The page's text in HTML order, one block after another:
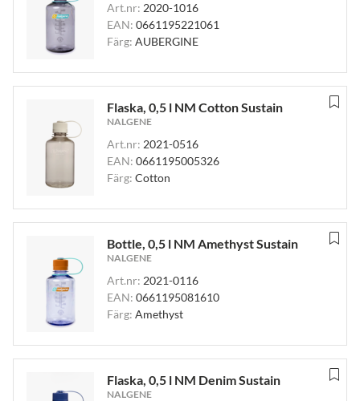
Art.nr: 2020-1016
EAN: 0661195221061
Färg: AUBERGINE
Flaska, 0,5 l NM Cotton Sustain
NALGENE
Art.nr: 2021-0516
EAN: 0661195005326
Färg: Cotton
Bottle, 0,5 l NM Amethyst Sustain
NALGENE
Art.nr: 2021-0116
EAN: 0661195081610
Färg: Amethyst
Flaska, 0,5 l NM Denim Sustain
NALGENE